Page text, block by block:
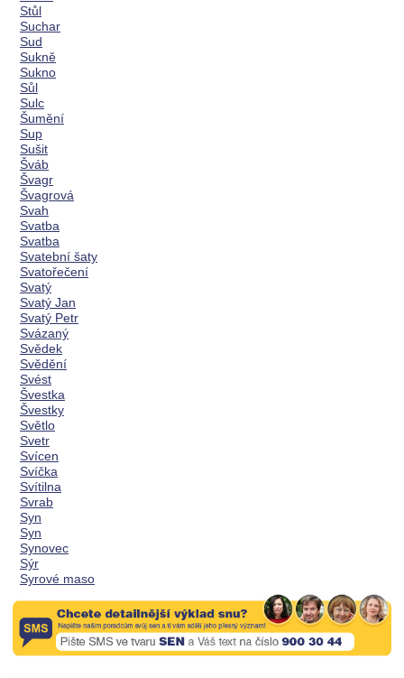
Stůl
Suchar
Sud
Sukně
Sukno
Sůl
Sulc
Šumění
Sup
Sušit
Šváb
Švagr
Švagrová
Svah
Svatba
Svatba
Svatební šaty
Svatořečení
Svatý
Svatý Jan
Svatý Petr
Svázaný
Svědek
Svědění
Svést
Švestka
Švestky
Světlo
Svetr
Svícen
Svíčka
Svítilna
Svrab
Syn
Syn
Synovec
Sýr
Syrové maso